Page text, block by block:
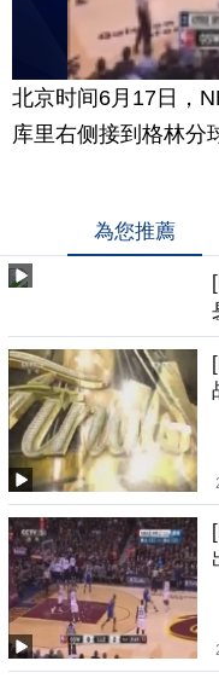
北京时间6月17日，
库里右侧接到格林分
為您推薦